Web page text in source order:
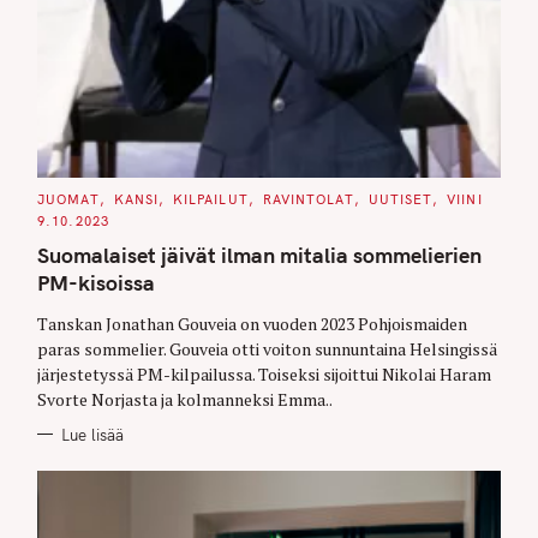
C
T
G
R
S
JUOMAT KANSI KILPAILUT RAVINTOLAT UUTISET
VIINI
9.10.2023
Suomalaiset jäivät ilman mitalia sommelierien
PM-kisoissa
Tanskan Jonathan Gouveia on vuoden 2023 Pohjoismaiden
paras sommelier. Gouveia otti voiton sunnuntaina Helsingissä
järjestetyssä PM-kilpailussa. Toiseksi sijoittui Nikolai Haram
Svorte Norjasta ja kolmanneksi Emma..
Lue lisää